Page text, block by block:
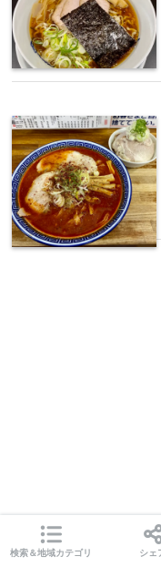
検索＆地域カテゴリ シェ